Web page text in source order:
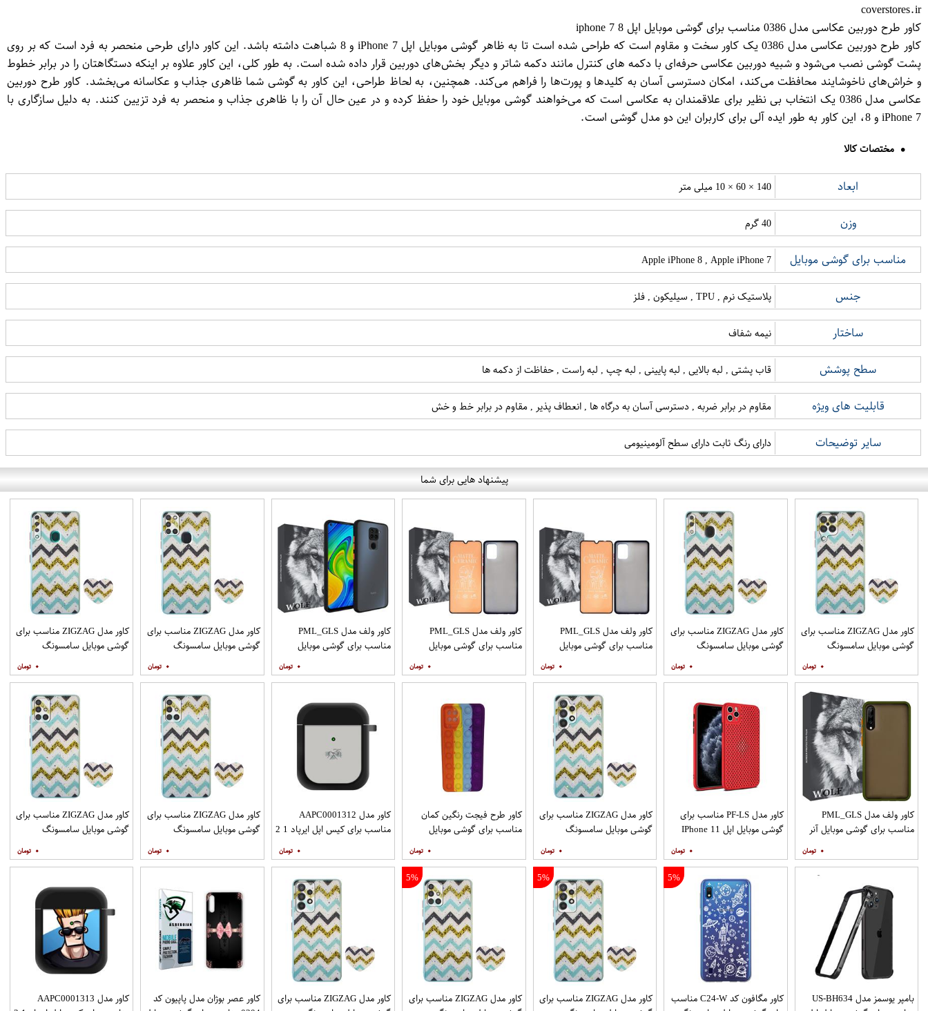
coverstores.ir
کاور طرح دوربین عکاسی مدل 0386 مناسب برای گوشی موبایل اپل iphone 7 8
کاور طرح دوربین عکاسی مدل 0386 یک کاور سخت و مقاوم است که طراحی شده است تا به ظاهر گوشی موبایل اپل iPhone 7 و 8 شباهت داشته باشد. این کاور دارای طرحی منحصر به فرد است که بر روی
پشت گوشی نصب می‌شود و شبیه دوربین عکاسی حرفه‌ای با دکمه های کنترل مانند دکمه شاتر و دیگر بخش‌های دوربین قرار داده شده است. به طور کلی، این کاور علاوه بر اینکه دستگاهتان را در برابر خطوط
و خراش‌های ناخوشایند محافظت می‌کند، امکان دسترسی آسان به کلیدها و پورت‌ها را فراهم می‌کند. همچنین، به لحاظ طراحی، این کاور به گوشی شما ظاهری جذاب و عکاسانه می‌بخشد. کاور طرح دوربین
عکاسی مدل 0386 یک انتخاب بی نظیر برای علاقمندان به عکاسی است که می‌خواهند گوشی موبایل خود را حفظ کرده و در عین حال آن را با ظاهری جذاب و منحصر به فرد تزیین کنند. به دلیل سازگاری با
iPhone 7 و 8، این کاور به طور ایده آلی برای کاربران این دو مدل گوشی است.
مختصات کالا
ابعاد 140 × 60 × 10 میلی متر
وزن 40 گرم
مناسب برای گوشی موبایل Apple iPhone 8 , Apple iPhone 7
جنس پلاستیک نرم , TPU , سیلیکون , فلز
ساختار نیمه شفاف
سطح پوشش قاب پشتی , لبه بالایی , لبه پایینی , لبه چپ , لبه راست , حفاظت از دکمه ها
قابلیت های ویژه مقاوم در برابر ضربه , دسترسی آسان به درگاه ها , انعطاف پذیر , مقاوم در برابر خط و خش
سایر توضیحات دارای رنگ ثابت دارای سطح آلومینیومی
پیشنهاد هایی برای شما
کاور مدل ZIGZAG مناسب برای
گوشی موبایل سامسونگ
نگهدارنده
۰
کاور مدل ZIGZAG مناسب برای
گوشی موبایل سامسونگ
همراه پایه نگهدارنده
۰
کاور ولف مدل PML_GLS
مناسب برای گوشی موبایل
همراه محافظ صفحه نمایش
۰
کاور ولف مدل PML_GLS
مناسب برای گوشی موبایل
همراه محافظ صفحه نمایش
۰
کاور ولف مدل PML_GLS
مناسب برای گوشی موبایل
۰
کاور مدل ZIGZAG مناسب برای
گوشی موبایل سامسونگ
نگهدارنده
۰
کاور مدل ZIGZAG مناسب برای
گوشی موبایل سامسونگ
نگهدارنده
۰
کاور ولف مدل PML_GLS
مناسب برای گوشی موبایل آنر
۰
کاور مدل PF-LS مناسب برای
گوشی موبایل اپل IPhone 11
۰
کاور مدل ZIGZAG مناسب برای
گوشی موبایل سامسونگ
نگهدارنده
۰
کاور طرح فیجت رنگین کمان
مناسب برای گوشی موبایل
۰
کاور مدل AAPC0001312
مناسب برای کیس اپل ایرپاد 1 2
۰
کاور مدل ZIGZAG مناسب برای
گوشی موبایل سامسونگ
نگهدارنده
۰
کاور مدل ZIGZAG مناسب برای
گوشی موبایل سامسونگ
نگهدارنده
۰
بامپر یوسمز مدل US-BH634
5%
کاور مگافون کد C24-W مناسب
5%
کاور مدل ZIGZAG مناسب برای
5%
کاور مدل ZIGZAG مناسب برای
کاور مدل ZIGZAG مناسب برای
کاور عصر بوژان مدل پاپیون کد
کاور مدل AAPC0001313